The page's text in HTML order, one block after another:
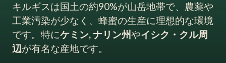
キルギスは国土の約90%が山岳地帯で、農薬や
工業汚染が少なく、蜂蜜の生産に理想的な環境
です。特にケミン,ナリン州やイシク・クル周
辺が有名な産地です。